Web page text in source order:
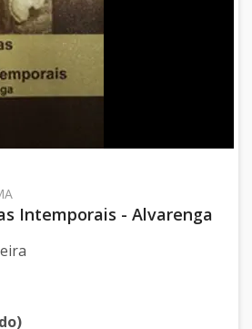
Intemporais - Alvarenga